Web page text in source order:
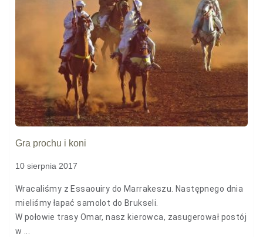
Gra prochu i koni
10 sierpnia 2017
Wracaliśmy z Essaouiry do Marrakeszu. Następnego dnia
mieliśmy łapać samolot do Brukseli.
W połowie trasy Omar, nasz kierowca, zasugerował postój
w ...